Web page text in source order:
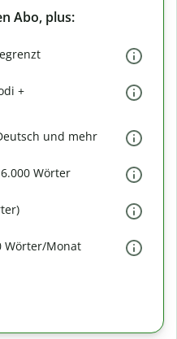
Abo, plus:
+
und mehr
Wörter
Wörter/Monat